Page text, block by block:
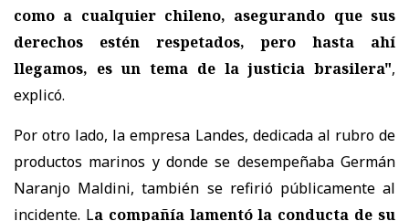
como a cualquier chileno, asegurando que sus
derechos estén respetados, pero hasta ahí
llegamos, es un tema de la justicia brasilera",
explicó.
Por otro lado, la empresa Landes, dedicada al rubro de
productos marinos y donde se desempeñaba Germán
Naranjo Maldini, también se refirió públicamente al
incidente. La compañía lamentó la conducta de su